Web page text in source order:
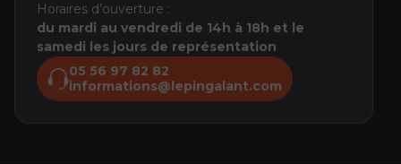
Horaires d’ouverture :
du mardi au vendredi de 14h à 18h et le
samedi les jours de représentation
05 56 97 82 82
informations@lepingalant.com